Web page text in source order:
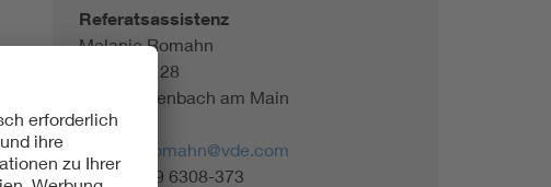
Referatsassistenz
Melanie Romahn
Merianstr. 28
63069 Offenbach am Main
melanie.romahn@vde.com
Tel. +49 69 6308-373